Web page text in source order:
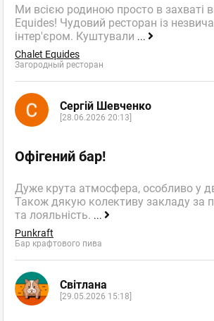
Ми всією родиною просто в захваті
Equides! Чудовий ресторан із
інтер'єром. Куштували ...
Chalet Equides
Загородный ресторан
Сергій Шевченко
[28.06.2026 20:13]
Офігений бар!
Дуже крута атмосфера, особливо у
Також дякую колективу закладу за
та лояльність. ...
Punkraft
Бар крафтового пива
Світлана
[29.05.2026 15:18]